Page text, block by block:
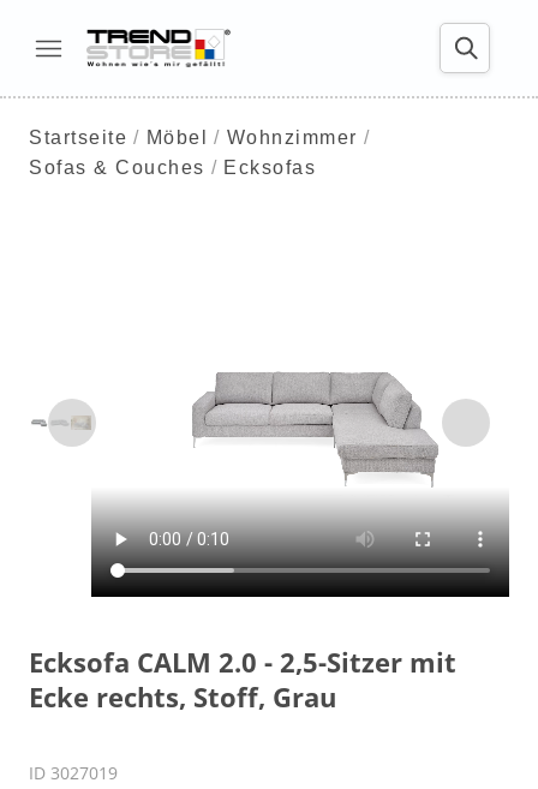
Startseite Möbel
Wohnzimmer
Sofas & Couches
Ecksofas
Ecksofa CALM 2.0 - 2,5-Sitzer mit
Ecke rechts, Stoff, Grau
ID 3027019